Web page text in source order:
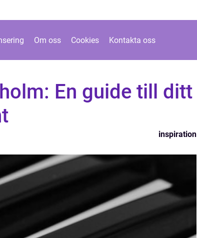
Om oss Cookies Kontakta oss
En guide till ditt
inspiration